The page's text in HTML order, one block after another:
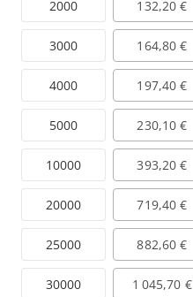
2000
3000
4000
5000
10000
20000
25000
30000
132,20 €
164,80 €
197,40 €
230,10 €
393,20 €
719,40 €
882,60 €
1 045,70 €